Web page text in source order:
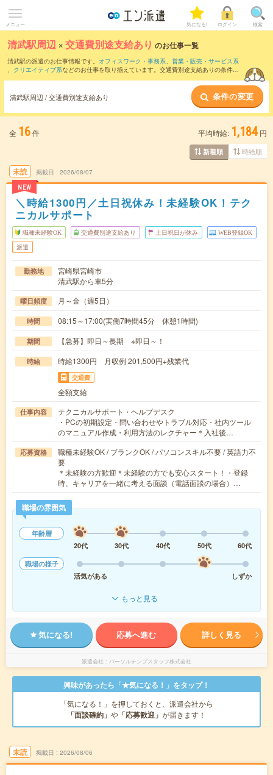
メニュー 気になる! ログイン 検索
清武駅周辺 ×交通費別途支給あり のお仕事一覧
清武駅の派遣のお仕事情報です。 オフィスワーク・事務系、 営業・販売・サービス系
、 クリエイティブ系などのお仕事を取り揃えています。交通費別途支給ありの条件の
清武駅周辺 / 交通費別途支給あり 条件の変更
全 16件 平均時給: 1,184 円
新着順 時給順
未読
NEW
掲載日 2026/08/07
＼時給1300円／土日祝休み！未経験OK！テク
ニカルサポート
職種未経験OK 交通費別途支給あり 土日祝日が休み WEB登録OK
派遣
勤務地
宮崎県宮崎市
清武駅から車5分
曜日頻度 月～金（週5日）
時間 08:15～17:00(実働7時間45分 休憩1時間)
期間 【急募】即日～長期 ※即日～！
時給 時給1300円 月収例 201,500円+残業代
交通費
全額支給
仕事内容
テクニカルサポート・ヘルプデスク
・PCの初期設定・問い合わせやトラブル対応・社内ツール
のマニュアル作成・利用方法のレクチャー＊入社後…
応募資格
職種未経験OK / ブランクOK / パソコンスキル不要 / 英語力不
要
＊未経験の方歓迎＊未経験の方でも安心スタート！・登録
時、キャリアを一緒に考える面談（電話面談の場合）…
職場の雰囲気
年齢層
20代
30代 40代 50代
60代
職場の様子
活気がある
しずか
もっと見る
気になる! 応募へ進む 詳しく見る
派遣会社 パーソルテンプスタッフ株式会社
興味があったら「★気になる！」をタップ！
「気になる！」を押しておくと、派遣会社から
「面談確約」 や 「応募歓迎」 が届きます！
未読 掲載日 2026/08/06